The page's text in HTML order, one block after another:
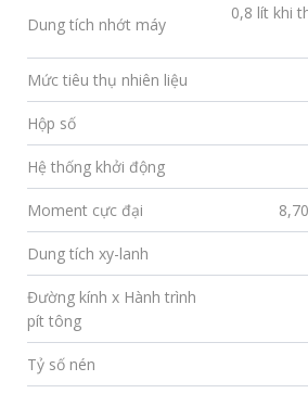
Dung tích nhớt máy
0,8 lít khi
Mức tiêu thụ nhiên liệu
Hộp số
Hệ thống khởi động
Moment cực đại
Dung tích xy-lanh
Đường kính x Hành trình
pít tông
Tỷ số nén